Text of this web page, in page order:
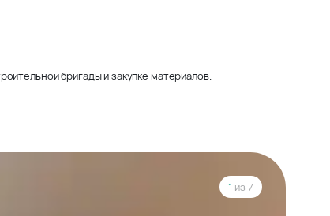
бригады и закупке материалов.
1 из 7